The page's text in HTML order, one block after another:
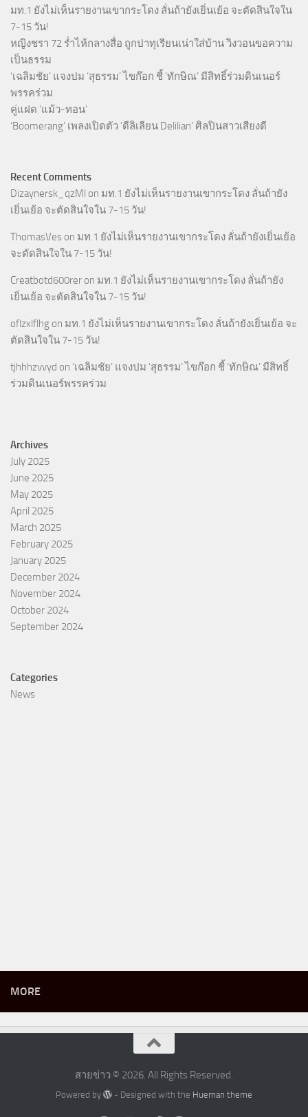
มท.1 ยังไม่เห็นรายงานเขากระโดง ลั่นถ้ายังเยิ่นเย้อ จะตัดสินใจใน
7-15 วัน!
หญิงชรา 72 ร่ำไห้กลางสื่อ ถูกปาทุเรียนเน่าใส่บ้าน วิงวอนขอความ
เป็นธรรม
‘เฉลิมชัย’ แจงปม ‘สุธรรม’ ไขก๊อก ชี้ ‘ทักษิณ’ มีสิทธิ์ร่วมดินเนอร์
พรรคร่วม
คู่แฝด ‘แม้ว-ทอน’
‘Boomerang’ เพลงเปิดตัว ‘ดีลิเลียน Delilian’ ศิลปินสาวเสียงดี
Recent Comments
Dizaynersk_qzMl on มท.1 ยังไม่เห็นรายงานเขากระโดง ลั่นถ้ายัง
เยิ่นเย้อ จะตัดสินใจใน 7-15 วัน!
ThomasVes on มท.1 ยังไม่เห็นรายงานเขากระโดง ลั่นถ้ายังเยิ่นเย้อ
จะตัดสินใจใน 7-15 วัน!
Creatbotd600rer on มท.1 ยังไม่เห็นรายงานเขากระโดง ลั่นถ้ายัง
เยิ่นเย้อ จะตัดสินใจใน 7-15 วัน!
oflzxlflhg on มท.1 ยังไม่เห็นรายงานเขากระโดง ลั่นถ้ายังเยิ่นเย้อ จะ
ตัดสินใจใน 7-15 วัน!
tjhhhzvvyd on ‘เฉลิมชัย’ แจงปม ‘สุธรรม’ ไขก๊อก ชี้ ‘ทักษิณ’ มีสิทธิ์
ร่วมดินเนอร์พรรคร่วม
Archives
July 2025
June 2025
May 2025
April 2025
March 2025
February 2025
January 2025
December 2024
November 2024
October 2024
September 2024
Categories
News
MORE
สายข่าว © 2026. All Rights Reserved.
Powered by - Designed with the Hueman theme